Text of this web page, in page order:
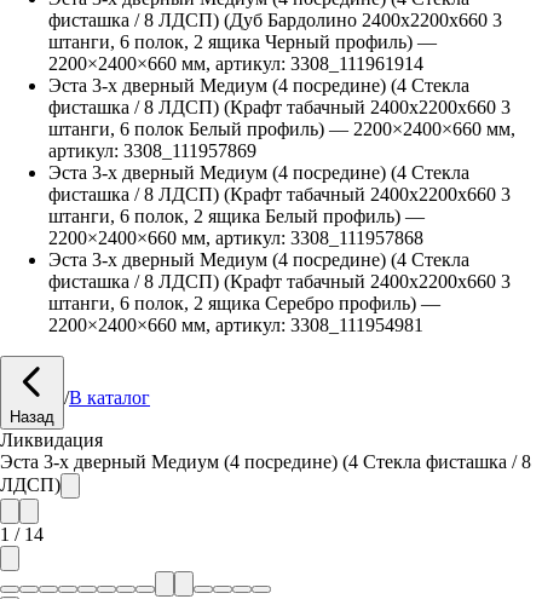
фисташка / 8 ЛДСП) (Дуб Бардолино 2400х2200х660 3
штанги, 6 полок, 2 ящика Черный профиль) —
2200×2400×660 мм, артикул: 3308_111961914
Эста 3-х дверный Медиум (4 посредине) (4 Стекла
фисташка / 8 ЛДСП) (Крафт табачный 2400х2200х660 3
штанги, 6 полок Белый профиль) — 2200×2400×660 мм,
артикул: 3308_111957869
Эста 3-х дверный Медиум (4 посредине) (4 Стекла
фисташка / 8 ЛДСП) (Крафт табачный 2400х2200х660 3
штанги, 6 полок, 2 ящика Белый профиль) —
2200×2400×660 мм, артикул: 3308_111957868
Эста 3-х дверный Медиум (4 посредине) (4 Стекла
фисташка / 8 ЛДСП) (Крафт табачный 2400х2200х660 3
штанги, 6 полок, 2 ящика Серебро профиль) —
2200×2400×660 мм, артикул: 3308_111954981
Назад
/В каталог
Ликвидация
Эста 3-х дверный Медиум (4 посредине) (4 Стекла фисташка / 8
ЛДСП)
1 / 14